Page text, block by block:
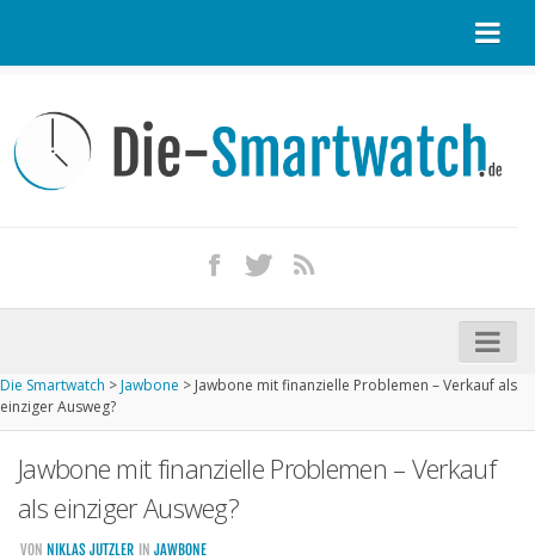
Kontakt / Tipp geben
Impressum
iPhone kaufen
Startseite
Kommende Smartwatches
Marken und Modelle
Die Smartwatch >Jawbone > Jawbone mit finanzielle Problemen – Verkauf als
einziger Ausweg?
Jawbone mit finanzielle Problemen – Verkauf
als einziger Ausweg?
VON NIKLAS JUTZLER IN JAWBONE